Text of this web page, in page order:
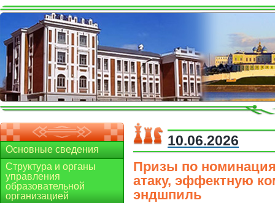
Основные сведения
Структура и органы
управления
образовательной
организацией
10.06.2026
Призы по
атаку, эффектную
эндшпиль